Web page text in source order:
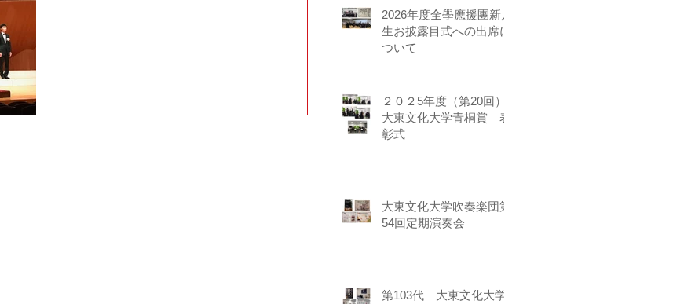
2026年度全學應援團新入
生お披露目式への出席に
ついて
２０２5年度（第20回）
大東文化大学青桐賞 表
彰式
大東文化大学吹奏楽団第
54回定期演奏会
第103代 大東文化大学